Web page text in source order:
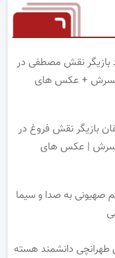
بازیگر نقش مصطفی در
+ عکس های
بازیگر نقش فروغ در
| عکس های
صهیونی به صدا و سیما
طهرانچی دانشمند هسته